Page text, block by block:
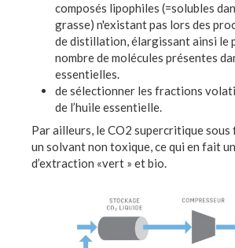
composés lipophiles (=solubles
grasse) n'existant pas lors des
de distillation, élargissant ainsi le
nombre de molécules présentes
essentielles.
de sélectionner les fractions
de l’huile essentielle.
Par ailleurs, le CO2 supercritique
un solvant non toxique, ce qui en fait
d’extraction «vert » et bio.